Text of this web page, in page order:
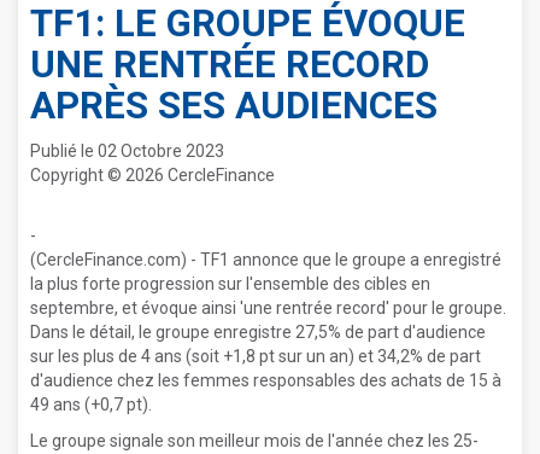
TF1: LE GROUPE ÉVOQUE
UNE RENTRÉE RECORD
APRÈS SES AUDIENCES
Publié le 02 Octobre 2023
Copyright © 2026 CercleFinance
-
(CercleFinance.com) - TF1 annonce que le groupe a enregistré
la plus forte progression sur l'ensemble des cibles en
septembre, et évoque ainsi 'une rentrée record' pour le groupe.
Dans le détail, le groupe enregistre 27,5% de part d'audience
sur les plus de 4 ans (soit +1,8 pt sur un an) et 34,2% de part
d'audience chez les femmes responsables des achats de 15 à
49 ans (+0,7 pt).
Le groupe signale son meilleur mois de l'année chez les 25-